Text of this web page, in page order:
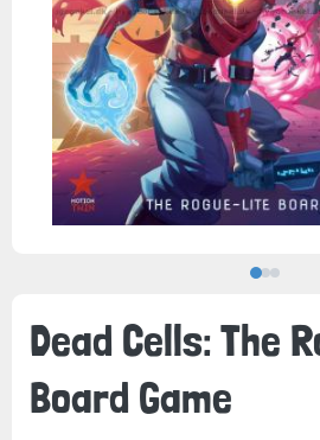
Dead Cells: The
Board Game